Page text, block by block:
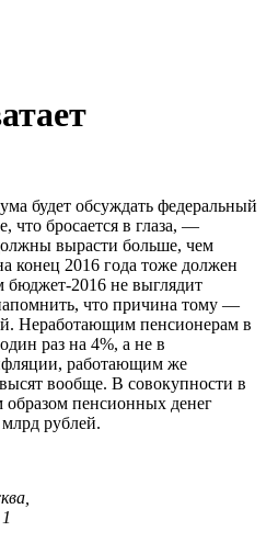
будет обсуждать федеральный
что бросается в глаза, —
вырасти больше, чем
конец 2016 года тоже должен
бюджет-2016 не выглядит
что причина тому —
Неработающим пенсионерам в
раз на 4%, а не в
работающим же
вообще. В совокупности в
пенсионных денег
рублей.